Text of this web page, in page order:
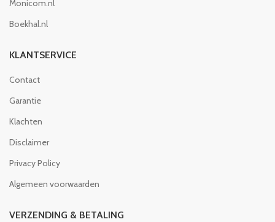
Monicom.nl
Boekhal.nl
KLANTSERVICE
Contact
Garantie
Klachten
Disclaimer
Privacy Policy
Algemeen voorwaarden
VERZENDING & BETALING